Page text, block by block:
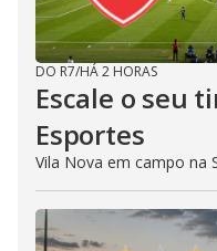
DO R7/HÁ 2 HORAS
Escale o seu
Esportes
Vila Nova em campo na